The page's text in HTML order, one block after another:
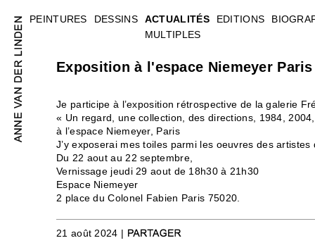
PEINTURES DESSINS
ACTUALITÉS
MULTIPLES
EDITIONS
Exposition à l'espace Niemeyer
Je participe à l’exposition rétrospective de la galerie
« Un regard, une collection, des directions, 1984,
à l’espace Niemeyer, Paris
J’y exposerai mes toiles parmi les oeuvres des artistes
Du 22 aout au 22 septembre,
Vernissage jeudi 29 aout de 18h30 à 21h30
Espace Niemeyer
2 place du Colonel Fabien Paris 75020.
21 août 2024 |